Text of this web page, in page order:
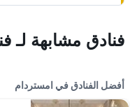
فنادق مشابهة لـ
أفضل الفنادق في امستردام